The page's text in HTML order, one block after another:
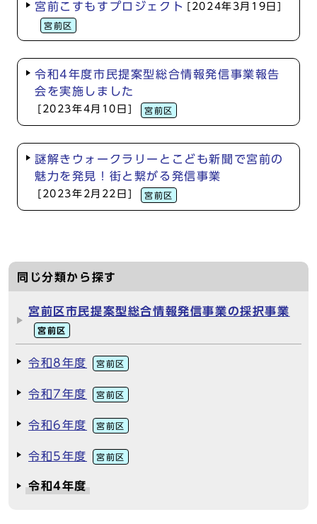
宮前こすもすプロジェクト [2024年3月19日]
宮前区
令和4年度市民提案型総合情報発信事業報告
会を実施しました
[2023年4月10日] 宮前区
謎解きウォークラリーとこども新聞で宮前の
魅力を発見！街と繋がる発信事業
[2023年2月22日] 宮前区
同じ分類から探す
宮前区市民提案型総合情報発信事業の採択事業
宮前区
令和8年度 宮前区
令和7年度 宮前区
令和6年度 宮前区
令和5年度 宮前区
令和4年度